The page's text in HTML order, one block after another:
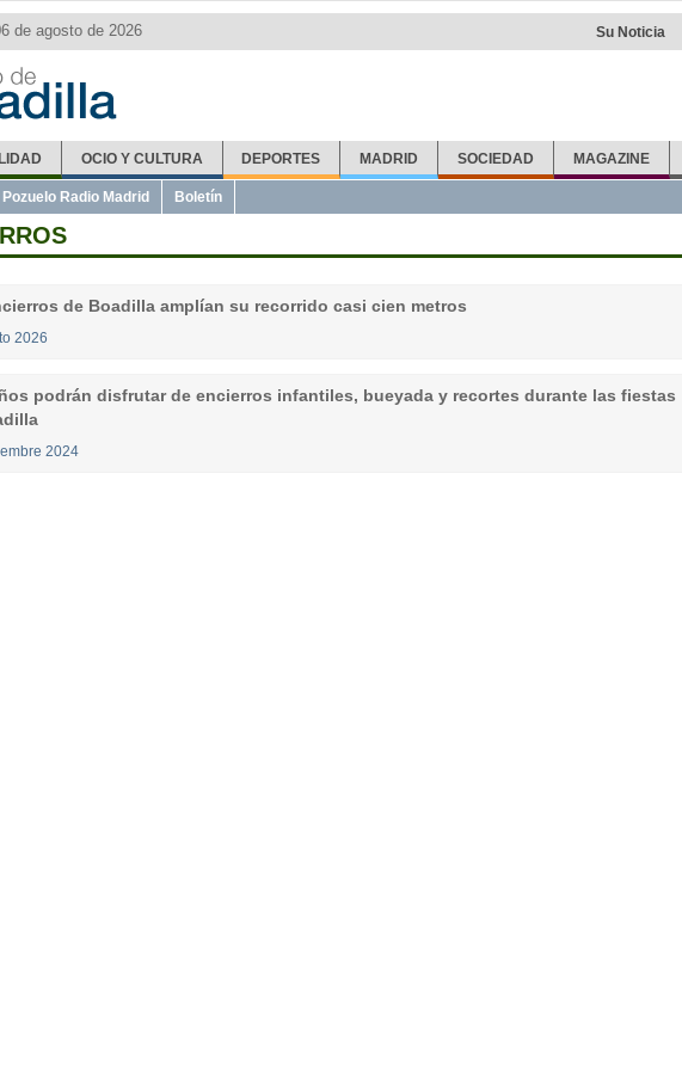
de agosto de 2026 Su Noticia
OCIO Y CULTURA DEPORTES MADRID SOCIEDAD MAGAZINE
Radio Madrid Boletín
de Boadilla amplían su recorrido casi cien metros
2026
podrán disfrutar de encierros infantiles, bueyada y recortes durante las fiestas
2024